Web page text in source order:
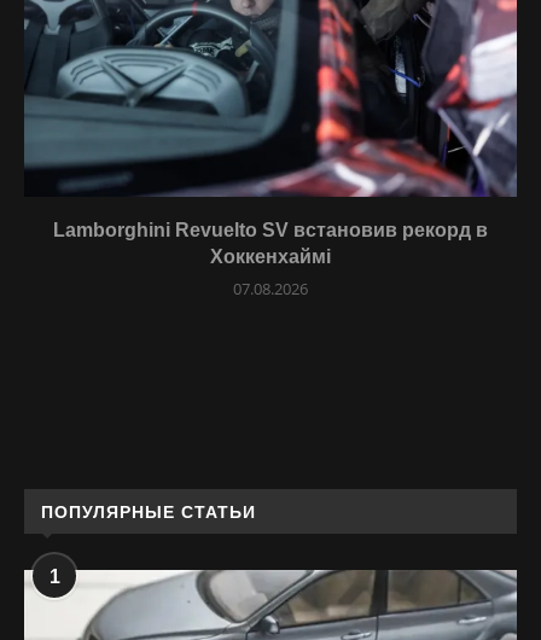
Lamborghini Revuelto SV встановив рекорд в
Хоккенхаймі
07.08.2026
ПОПУЛЯРНЫЕ СТАТЬИ
1